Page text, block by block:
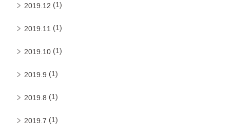
2019.12 (1)
2019.11 (1)
2019.10 (1)
2019.9 (1)
2019.8 (1)
2019.7 (1)